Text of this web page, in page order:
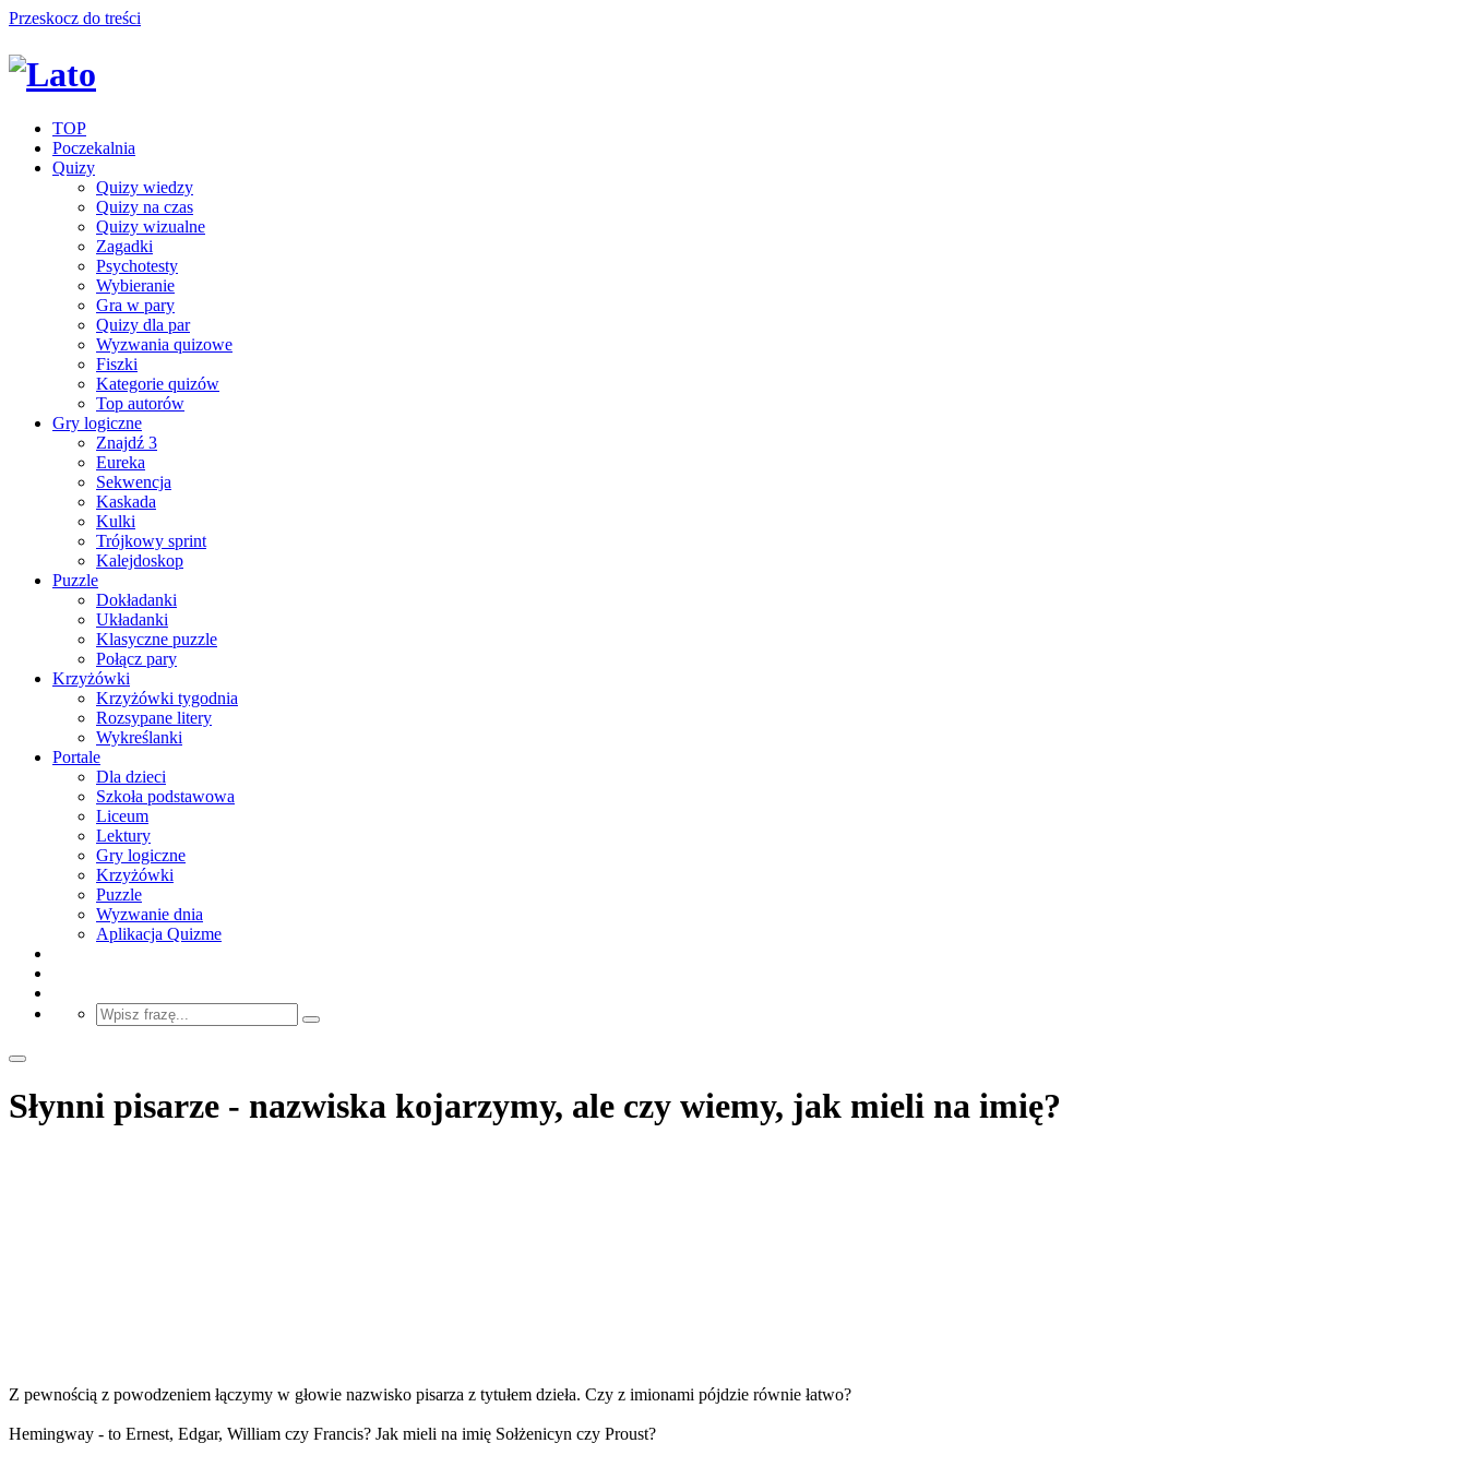
Przeskocz do treści
TOP
Poczekalnia
Quizy
Quizy wiedzy
Quizy na czas
Quizy wizualne
Zagadki
Psychotesty
Wybieranie
Gra w pary
Quizy dla par
Wyzwania quizowe
Fiszki
Kategorie quizów
Top autorów
Gry logiczne
Znajdź 3
Eureka
Sekwencja
Kaskada
Kulki
Trójkowy sprint
Kalejdoskop
Puzzle
Dokładanki
Układanki
Klasyczne puzzle
Połącz pary
Krzyżówki
Krzyżówki tygodnia
Rozsypane litery
Wykreślanki
Portale
Dla dzieci
Szkoła podstawowa
Liceum
Lektury
Gry logiczne
Krzyżówki
Puzzle
Wyzwanie dnia
Aplikacja Quizme
Słynni pisarze - nazwiska kojarzymy, ale czy wiemy, jak mieli na imię?
Z pewnością z powodzeniem łączymy w głowie nazwisko pisarza z tytułem dzieła. Czy z imionami pójdzie równie łatwo?
Hemingway - to Ernest, Edgar, William czy Francis? Jak mieli na imię Sołżenicyn czy Proust?